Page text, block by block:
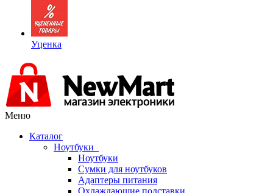
Уценка
Меню
Каталог
Ноутбуки
Ноутбуки
Сумки для ноутбуков
Адаптеры питания
Охлаждающие подставки